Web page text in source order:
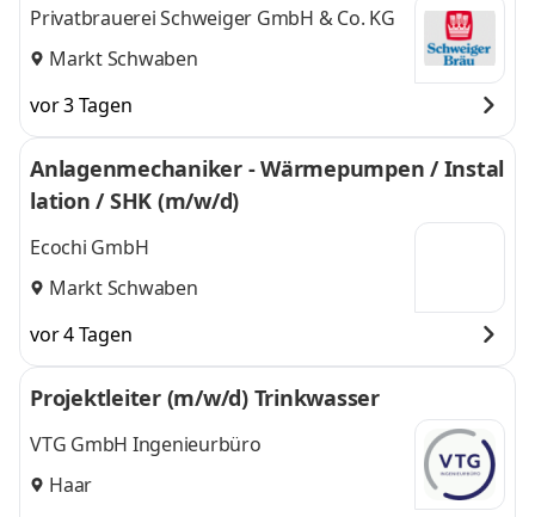
Privatbrauerei Schweiger GmbH & Co. KG
Markt Schwaben
vor 3 Tagen
Anlagenmechaniker - Wärmepumpen / Instal
lation / SHK (m/w/d)
Ecochi GmbH
Markt Schwaben
vor 4 Tagen
Projektleiter (m/w/d) Trinkwasser
VTG GmbH Ingenieurbüro
Haar